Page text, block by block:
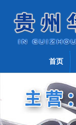
首页